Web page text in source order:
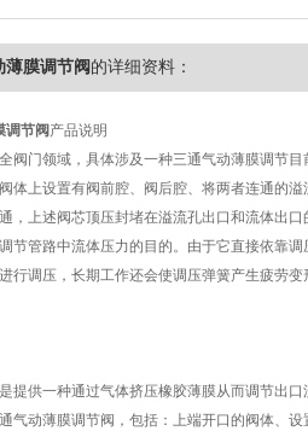
膜调节阀 的详细资料：
调节阀 产品说明
阀门领域，具体涉及一种三通气动薄膜调节
体上设置有阀前腔、阀后腔、将两者连通的
，上述阀芯顶压封堵在溢流孔出口和流体出
节管路中流体压力的目的。由于它直接依靠
行调压，长期工作还会使调压弹簧产生疲劳
提供一种通过气体挤压橡胶薄膜从而调节出
气动薄膜调节阀，包括：上端开口的阀体、